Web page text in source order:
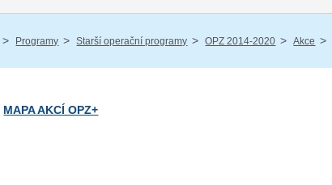
/ Programy / Starší operační programy / OPZ 2014-2020 / Akce /
MAPA AKCÍ OPZ+